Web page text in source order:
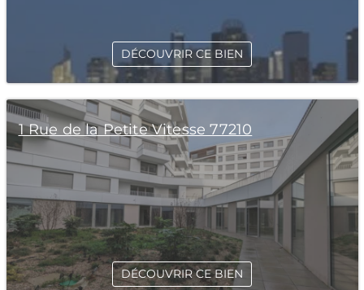
DÉCOUVRIR CE BIEN
1 Rue de la Petite Vitesse 77210
DÉCOUVRIR CE BIEN